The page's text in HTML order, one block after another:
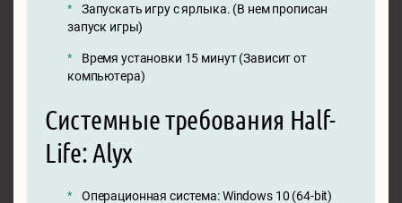
Запускать игру с ярлыка. (В нем прописан
запуск игры)
Время установки 15 минут (Зависит от
компьютера)
Системные требования Half-
Life: Alyx
Операционная система: Windows 10 (64-bit)